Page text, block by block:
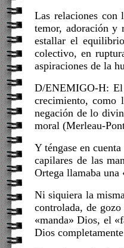
Las relaciones con
temor, adoración y
estallar el
colectivo, en
aspiraciones de la
D/ENEMIGO-H: El
crecimiento, como
negación de lo
moral (Merleau-
Y téngase en
capilares de las
Ortega llamaba
Ni siquiera la
controlada, de
«manda» Dios, el
Dios